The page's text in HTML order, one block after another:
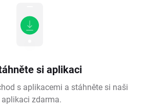
si aplikaci
s aplikacemi a stáhněte si naši
aplikaci zdarma.